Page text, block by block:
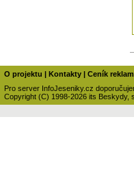
O projektu | Kontakty | Ceník
Pro server InfoJeseniky.cz
Copyright (C) 1998-2026 its